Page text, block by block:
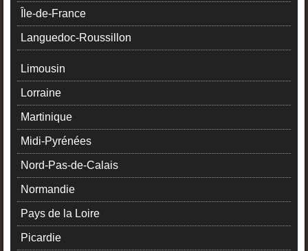
Île-de-France
Languedoc-Roussillon
Limousin
Lorraine
Martinique
Midi-Pyrénées
Nord-Pas-de-Calais
Normandie
Pays de la Loire
Picardie